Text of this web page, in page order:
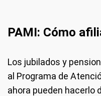
PAMI: Cómo
Los jubilados y
al Programa de
ahora pueden hacerlo